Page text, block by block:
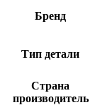
Бренд
Тип детали
Страна
производитель